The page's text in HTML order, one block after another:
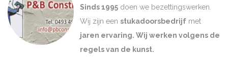
Sinds 1995 doen we bezettingswerken.
Wij zijn een stukadoorsbedrijf met
jaren ervaring. Wij werken volgens de
regels van de kunst.